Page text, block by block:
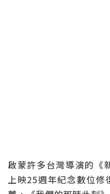
啟蒙許多台灣導演的《
上映25週年紀念數位